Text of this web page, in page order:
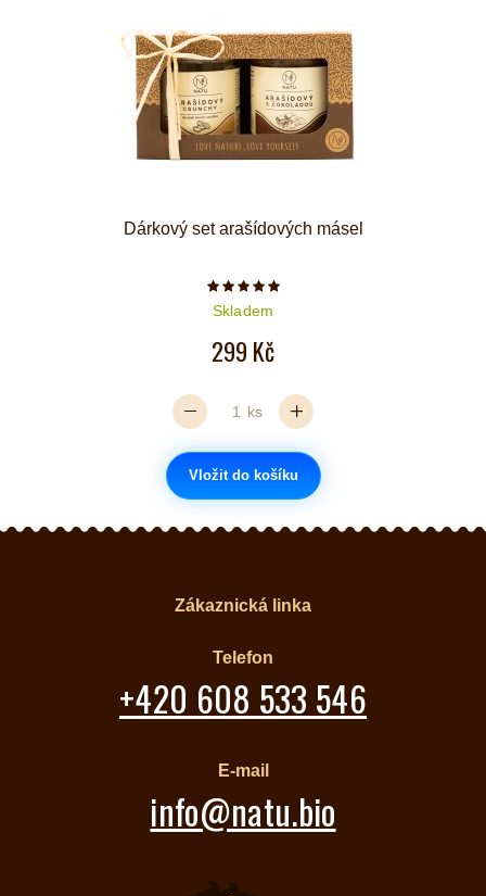
Dárkový set arašídových másel
Počet hvězdiček je 5 z 5
Skladem
299 Kč
ks
Vložit do košíku
Zákaznická linka
Telefon
+420 608 533 546
E-mail
info@natu.bio